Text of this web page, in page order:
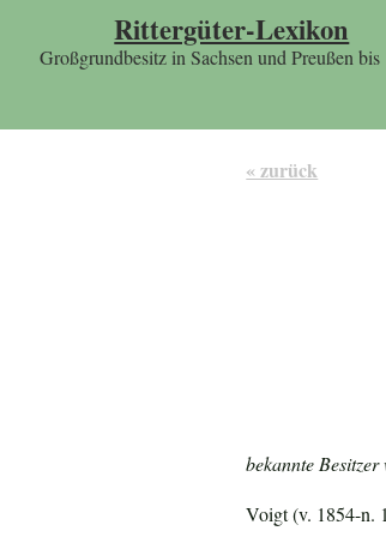
Rittergüter-Lexikon
Großgrundbesitz in Sachsen und Preußen bis
« zurück
bekannte
Voigt (v. 1854-n.